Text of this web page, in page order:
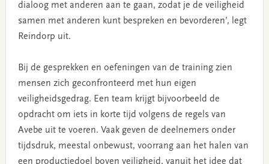
dialoog met anderen aan te gaan, zodat je de veiligheid
samen met anderen kunt bespreken en bevorderen’, legt
Reindorp uit.
Bij de gesprekken en oefeningen van de training zien
mensen zich geconfronteerd met hun eigen
veiligheidsgedrag. Een team krijgt bijvoorbeeld de
opdracht om iets in korte tijd volgens de regels van
Avebe uit te voeren. Vaak geven de deelnemers onder
tijdsdruk, meestal onbewust, voorrang aan het halen van
een productiedoel boven veiligheid, vanuit het idee dat